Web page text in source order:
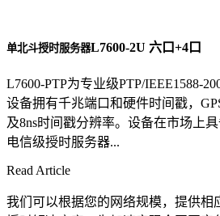
单北斗授时服务器L7600-2U 六口+4口
L7600-PTP为专业级PTP/IEEE1588-
设备拥有千兆端口和硬件时间戳，
及8ns时间戳分辨率。设备在市场上
电信级授时服务器...
Read Article
我们可以根据您的网络规模，提供相